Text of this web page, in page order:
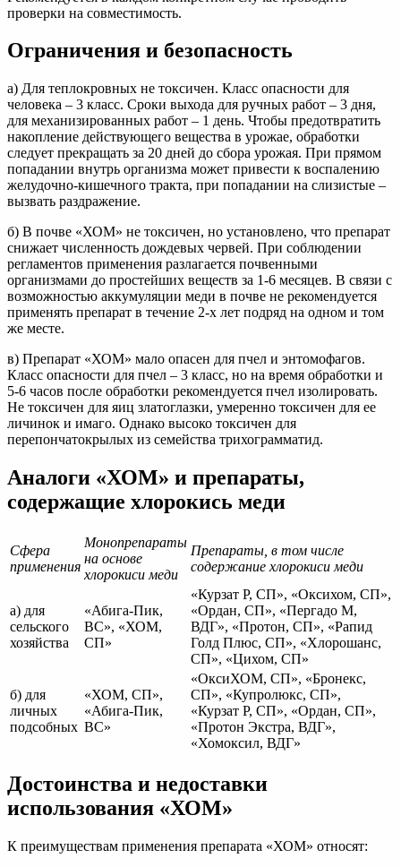
проверки на совместимость.
Ограничения и безопасность
а) Для теплокровных не токсичен. Класс опасности для
человека – 3 класс. Сроки выхода для ручных работ – 3 дня,
для механизированных работ – 1 день. Чтобы предотвратить
накопление действующего вещества в урожае, обработки
следует прекращать за 20 дней до сбора урожая. При прямом
попадании внутрь организма может привести к воспалению
желудочно-кишечного тракта, при попадании на слизистые –
вызвать раздражение.
б) В почве «ХОМ» не токсичен, но установлено, что препарат
снижает численность дождевых червей. При соблюдении
регламентов применения разлагается почвенными
организмами до простейших веществ за 1-6 месяцев. В связи с
возможностью аккумуляции меди в почве не рекомендуется
применять препарат в течение 2-х лет подряд на одном и том
же месте.
в) Препарат «ХОМ» мало опасен для пчел и энтомофагов.
Класс опасности для пчел – 3 класс, но на время обработки и
5-6 часов после обработки рекомендуется пчел изолировать.
Не токсичен для яиц златоглазки, умеренно токсичен для ее
личинок и имаго. Однако высоко токсичен для
перепончатокрылых из семейства трихограмматид.
Аналоги «ХОМ» и препараты,
содержащие хлорокись меди
Сфера
применения
Монопрепараты
на основе
хлорокиси меди
Препараты, в том числе
содержание хлорокиси меди
а) для
сельского
хозяйства
«Абига-Пик,
ВС», «ХОМ,
СП»
«Курзат Р, СП», «Оксихом, СП»,
«Ордан, СП», «Пергадо М,
ВДГ», «Протон, СП», «Рапид
Голд Плюс, СП», «Хлорошанс,
СП», «Цихом, СП»
б) для
личных
подсобных
«ХОМ, СП»,
«Абига-Пик,
ВС»
«ОксиХОМ, СП», «Бронекс,
СП», «Купролюкс, СП»,
«Курзат Р, СП», «Ордан, СП»,
«Протон Экстра, ВДГ»,
«Хомоксил, ВДГ»
Достоинства и недоставки
использования «ХОМ»
К преимуществам применения препарата «ХОМ» относят: